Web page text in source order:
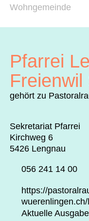
Archiv
ePaper
aktuelle
Suchen
Wohngemeinde
Pfarrei
gehört zu
Sekretariat Pfarrei
Kirchweg 6
5426 Lengnau
056 241 14 00
https://
Aktuelle